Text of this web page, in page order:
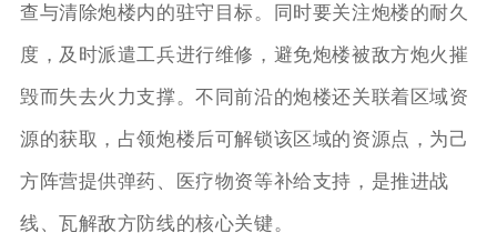
查与清除炮楼内的驻守目标。同时要关注炮楼的耐久
度，及时派遣工兵进行维修，避免炮楼被敌方炮火摧
毁而失去火力支撑。不同前沿的炮楼还关联着区域资
源的获取，占领炮楼后可解锁该区域的资源点，为己
方阵营提供弹药、医疗物资等补给支持，是推进战
线、瓦解敌方防线的核心关键。